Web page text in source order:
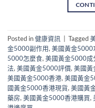
Posted in健康資訊 Tagged
金5000副作用,美國黃金5000
5000怎麼食,美國黃金5000成
法,美國黃金5000評價,美國黃
美國黃金5000香港,美國黃金
國黃金5000香港現貨,美國黃
藥房,美國黃金5000香港購買,